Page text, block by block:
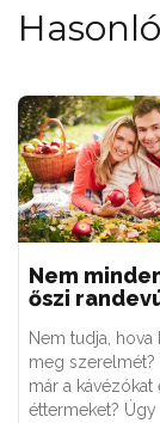
Nem
őszi
Nem tudja, hova
meg szerelmét?
már a kávézókat
éttermeket? Úgy